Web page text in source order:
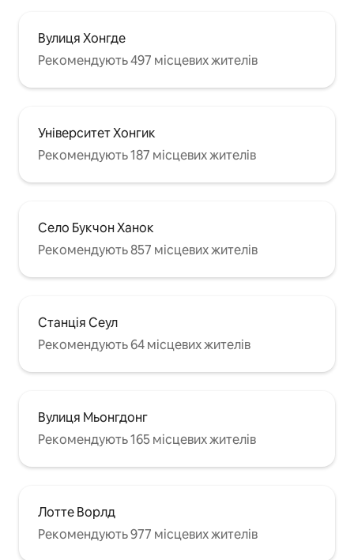
Вулиця Хонгде
Рекомендують 497 місцевих жителів
Університет Хонгик
Рекомендують 187 місцевих жителів
Село Букчон Ханок
Рекомендують 857 місцевих жителів
Станція Сеул
Рекомендують 64 місцевих жителів
Вулиця Мьонгдонг
Рекомендують 165 місцевих жителів
Лотте Ворлд
Рекомендують 977 місцевих жителів